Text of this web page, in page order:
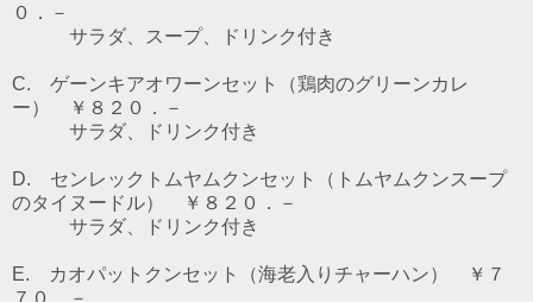
０．－
サラダ、スープ、ドリンク付き
C. ゲーンキアオワーンセット（鶏肉のグリーンカレ
ー） ￥８２０．－
サラダ、ドリンク付き
D. センレックトムヤムクンセット（トムヤムクンスープ
のタイヌードル） ￥８２０．－
サラダ、ドリンク付き
E. カオパットクンセット（海老入りチャーハン） ￥７
７０．－